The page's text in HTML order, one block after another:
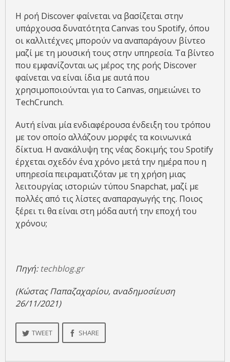
Η ροή Discover φαίνεται να βασίζεται στην
υπάρχουσα δυνατότητα Canvas του Spotify, όπου
οι καλλιτέχνες μπορούν να αναπαράγουν βίντεο
μαζί με τη μουσική τους στην υπηρεσία. Τα βίντεο
που εμφανίζονται ως μέρος της ροής Discover
φαίνεται να είναι ίδια με αυτά που
χρησιμοποιούνται για το Canvas, σημειώνει το
TechCrunch.
Αυτή είναι μία ενδιαφέρουσα ένδειξη του τρόπου
με τον οποίο αλλάζουν μορφές τα κοινωνικά
δίκτυα. Η ανακάλυψη της νέας δοκιμής του Spotify
έρχεται σχεδόν ένα χρόνο μετά την ημέρα που η
υπηρεσία πειραματιζόταν με τη χρήση μιας
λειτουργίας ιστοριών τύπου Snapchat, μαζί με
πολλές από τις λίστες αναπαραγωγής της. Ποιος
ξέρει τι θα είναι στη μόδα αυτή την εποχή του
χρόνου;
Πηγή: techblog.gr
(Κώστας Παπαζαχαρίου, αναδημοσίευση
26/11/2021)
TWEET SHARE